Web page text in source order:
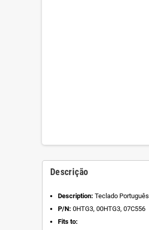
Descrição
Description: Teclado Português
P/N: 0HTG3, 00HTG3, 07C556
Fits to: